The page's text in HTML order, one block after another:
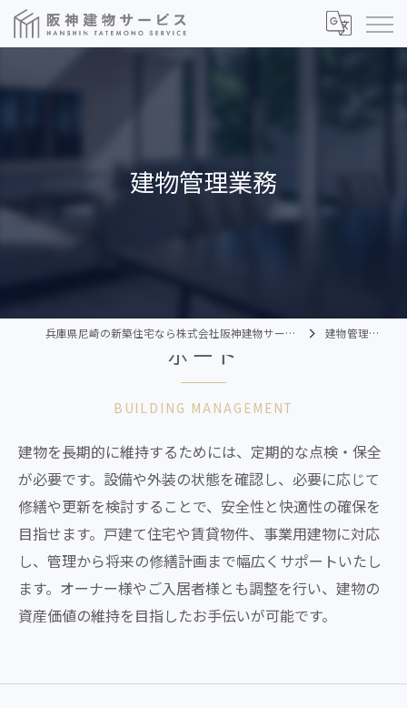
建物管理業務
兵庫県尼崎の新築住宅なら株式会社阪神建物サービス 建物管理業務
建物を守るための管理と保全をサ
ポート
BUILDING MANAGEMENT
建物を長期的に維持するためには、定期的な点検・保全
が必要です。設備や外装の状態を確認し、必要に応じて
修繕や更新を検討することで、安全性と快適性の確保を
目指せます。戸建て住宅や賃貸物件、事業用建物に対応
し、管理から将来の修繕計画まで幅広くサポートいたし
ます。オーナー様やご入居者様とも調整を行い、建物の
資産価値の維持を目指したお手伝いが可能です。